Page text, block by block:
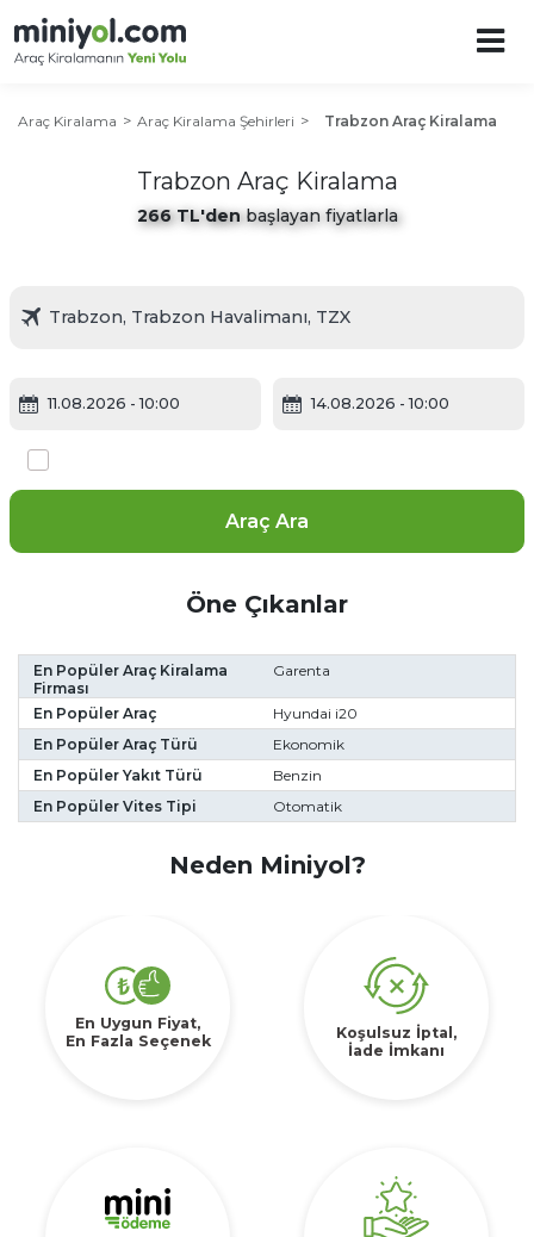
Araç Kiralama Araç Kiralama Şehirleri Trabzon Araç Kiralama
Trabzon Araç Kiralama
266 TL'denbaşlayan fiyatlarla
11.08.2026 - 10:00 14.08.2026 - 10:00
Araç Ara
Öne Çıkanlar
En Popüler Araç Kiralama
Firması
Garenta
En Popüler Araç
Hyundai i20
En Popüler Araç Türü
Ekonomik
En Popüler Yakıt Türü
Benzin
En Popüler Vites Tipi
Otomatik
Neden Miniyol?
En Uygun Fiyat,
En Fazla Seçenek
Koşulsuz İptal,
İade İmkanı